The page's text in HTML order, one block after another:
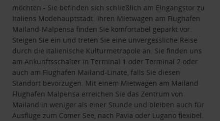
möchten - Sie befinden sich schließlich am Eingangstor zu
Italiens Modehauptstadt. Ihren Mietwagen am Flughafen
Mailand-Malpensa finden Sie komfortabel geparkt vor.
Steigen Sie ein und treten Sie eine unvergessliche Reise
durch die italienische Kulturmetropole an. Sie finden uns
am Ankunftsschalter in Terminal 1 oder Terminal 2 oder
auch am Flughafen Mailand-Linate, falls Sie diesen
Standort bevorzugen. Mit einem Mietwagen am Mailand
Flughafen Malpensa erreichen Sie das Zentrum von
Mailand in weniger als einer Stunde und bleiben auch für
Ausflüge zum Comer See, nach Pavia oder Lugano flexibel.